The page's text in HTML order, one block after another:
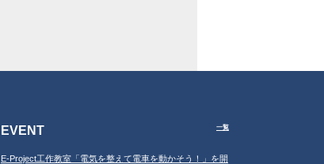
EVENT 一覧
E-Project工作教室「電気を整えて電車を動かそう！」を開